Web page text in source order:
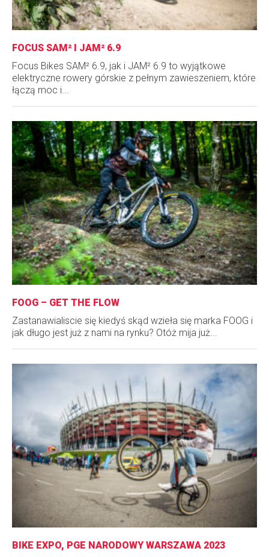
FOCUS SAM² I JAM² 6.9
Focus Bikes SAM² 6.9, jak i JAM² 6.9 to wyjątkowe
elektryczne rowery górskie z pełnym zawieszeniem, które
łączą moc i...
FOOG – GET THE FLOW
Zastanawialiscie się kiedyś skąd wzieła się marka FOOG i
jak długo jest już z nami na rynku? Otóż mija już...
BIKE EXPO, PGE NARODOWY WARSZAWA 2023